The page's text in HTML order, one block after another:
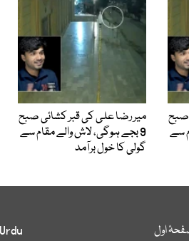
صبح
سے
میر رضا علی کی قبر کشائی صبح
9 بجے ہوگی، لاش والے مقام سے
گولی کا خول برآمد
اول